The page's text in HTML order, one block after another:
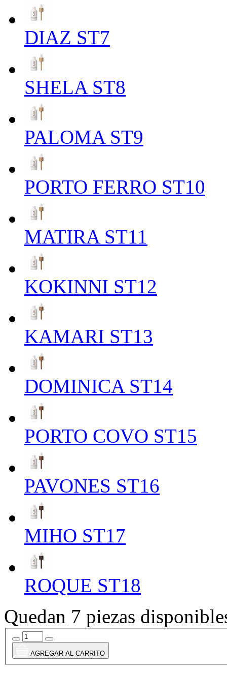
DIAZ ST7
SHELA ST8
PALOMA ST9
PORTO FERRO ST10
MATIRA ST11
KOKINNI ST12
KAMARI ST13
DOMINICA ST14
PORTO COVO ST15
PAVONES ST16
MIHO ST17
ROQUE ST18
Quedan 7 piezas
AGREGAR AL CARRITO